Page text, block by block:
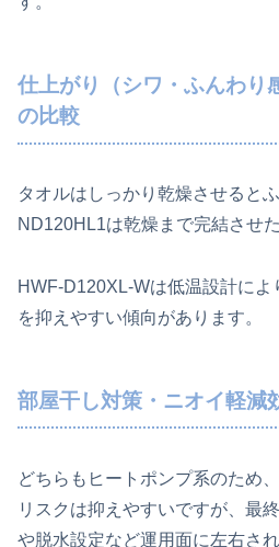
仕上がり（シワ・ふんわり
の比較
タオルはしっかり乾燥させると
ND120HL1は乾燥まで完結させ
HWF-D120XL-Wは低温設計に
を抑えやすい傾向があります。
部屋干し対策・ニオイ軽減
どちらもヒートポンプ系のため
リスクは抑えやすいですが、最
や脱水設定など運用面に左右され